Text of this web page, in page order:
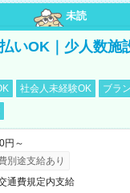
未読
いOK｜少人数施
社会人未経験OK
ブラ
円～
別途支給あり
通費規定内支給